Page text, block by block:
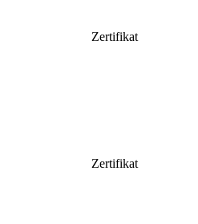
Zertifikat
Zertifikat